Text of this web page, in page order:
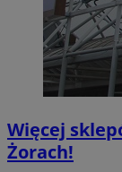
Więcej
Żorach!